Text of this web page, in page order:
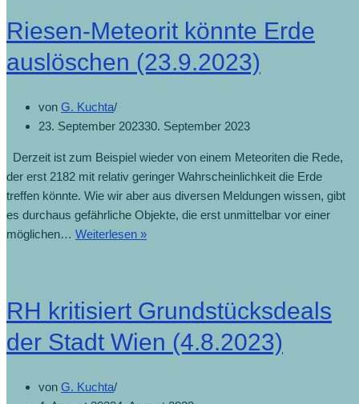
Riesen-Meteorit könnte Erde
auslöschen (23.9.2023)
von G. Kuchta
23. September 202330. September 2023
Derzeit ist zum Beispiel wieder von einem Meteoriten die Rede,
der erst 2182 mit relativ geringer Wahrscheinlichkeit die Erde
treffen könnte. Wie wir aber aus diversen Meldungen wissen, gibt
es durchaus gefährliche Objekte, die erst unmittelbar vor einer
möglichen… Weiterlesen »
RH kritisiert Grundstücksdeals
der Stadt Wien (4.8.2023)
von G. Kuchta